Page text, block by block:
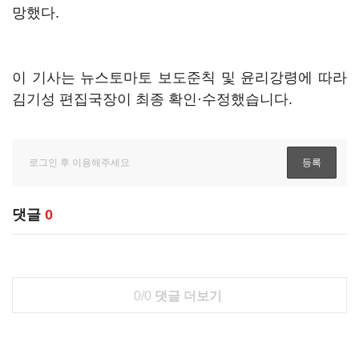
망했다.
이 기사는 뉴스토마토 보도준칙 및 윤리강령에 따라
김기성 편집국장이 최종 확인·수정했습니다.
댓글 0
0/0 댓글 더보기